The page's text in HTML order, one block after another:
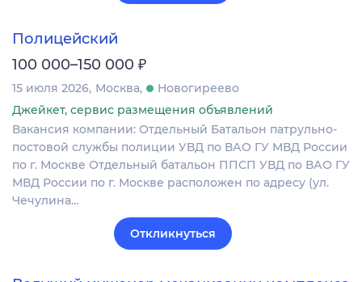
Полицейский
100 000–150 000 ₽
15 июля 2026 Москва
Новогиреево
Джейкет, сервис размещения объявлений
Вакансия компании: Отдельный Батальон патрульно-
постовой службы полиции УВД по ВАО ГУ МВД России
по г. Москве Отдельный батальон ППСП УВД по ВАО ГУ
МВД России по г. Москве расположен по адресу (ул.
Чечулина…
Откликнуться